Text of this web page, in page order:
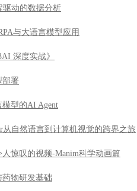
驱动的数据分析
与大语言模型应用
深度实战》
部署
模型的AI Agent
从自然语言到计算机视觉的跨界之旅
人惊叹的视频-Manim科学动画篇
药物研发基础